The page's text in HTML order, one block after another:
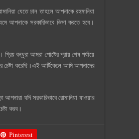
যেতে চান তাহলে আপনাকে রহমানিয়া
আপনাকে সরকারিভাবে ভিসা করতে হবে।
বন্ধুরা আমরা পোষ্টের প্রায় শেষ পর্যায়ে
চেষ্টা করেছি।এই আর্টিকেলে আমি আপনাদের
যদি সরকারিভাবে রোমানিয়া যাওয়ার
করব।
Pinterest